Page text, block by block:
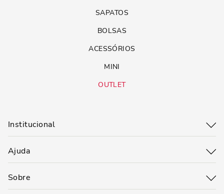
SAPATOS
BOLSAS
ACESSÓRIOS
MINI
OUTLET
Institucional
Ajuda
Sobre